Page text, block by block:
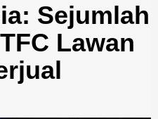
Sejumlah
Lawan